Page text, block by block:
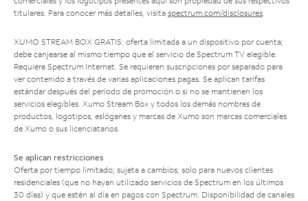
titulares. Para conocer más detalles, visita spectrum.com/disclosures.
XUMO STREAM BOX GRATIS: oferta limitada a un dispositivo por cuenta;
debe canjearse al mismo tiempo que el servicio de Spectrum TV elegible.
Requiere Spectrum Internet. Se requieren suscripciones por separado para
ver contenido a través de varias aplicaciones pagas. Se aplican tarifas
estándar después del período de promoción o si no se mantienen los
servicios elegibles. Xumo Stream Box y todos los demás nombres de
productos, logotipos, eslóganes y marcas de Xumo son marcas comerciales
de Xumo o sus licenciatarios.
Se aplican restricciones
Oferta por tiempo limitado; sujeta a cambios; solo para nuevos clientes
residenciales (que no hayan utilizado servicios de Spectrum en los últimos
30 días) y que estén al día en pagos con Spectrum. Disponibilidad de canales